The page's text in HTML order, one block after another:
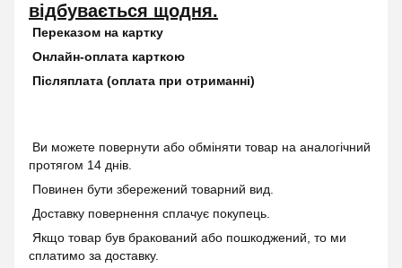
відбувається щодня.
Переказом на картку
Онлайн-оплата карткою
Післяплата (оплата при отриманні)
Ви можете повернути або обміняти товар на аналогічний
протягом 14 днів.
Повинен бути збережений товарний вид.
Доставку повернення сплачує покупець.
Якщо товар був бракований або пошкоджений, то ми
сплатимо за доставку.